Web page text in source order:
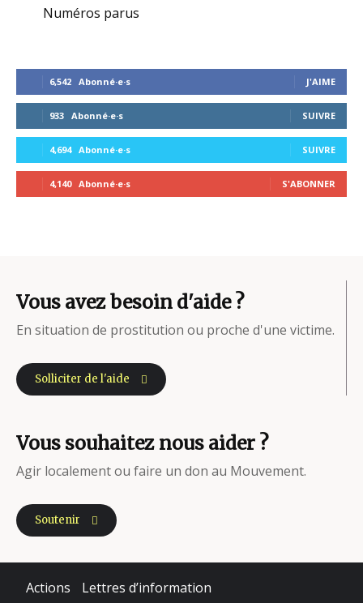
Numéros parus
6,542 Abonné·e·s J'AIME
933 Abonné·e·s SUIVRE
4,694 Abonné·e·s SUIVRE
4,140 Abonné·e·s S'ABONNER
Vous avez besoin d'aide ?
En situation de prostitution ou proche d'une victime.
Solliciter de l'aide
Vous souhaitez nous aider ?
Agir localement ou faire un don au Mouvement.
Soutenir
Actions Lettres d’information